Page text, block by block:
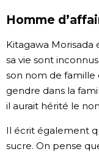
Homme
Kitagawa Morisada
sa vie sont
son nom de famille
gendre dans la
il aurait hérité le
Il écrit également
sucre. On pense